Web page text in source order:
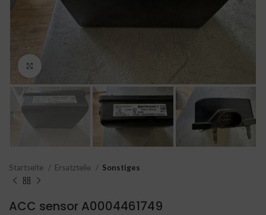
Startseite Ersatzteile Sonstiges
ACC sensor A0004461749